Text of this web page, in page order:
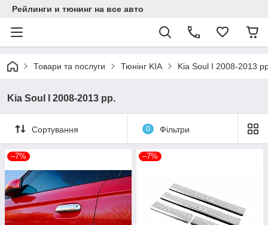
Рейлинги и тюнинг на все авто
Товари та послуги Тюнінг KIA Kia Soul I 2008-2013
Kia Soul I 2008-2013 рр.
Сортування 0 Фільтри
–7% –7%